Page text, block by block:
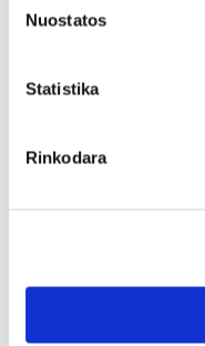
Nuostatos
Statistika
Rinkodara